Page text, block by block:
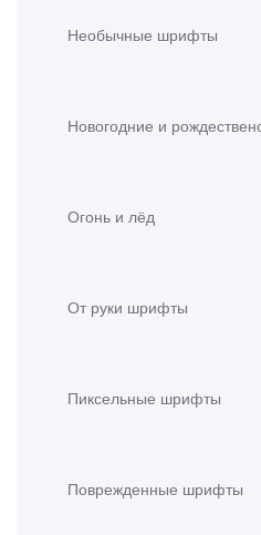
Необычные шрифты
Новогодние и
Огонь и лёд
От руки шрифты
Пиксельные шрифты
Поврежденные шрифты